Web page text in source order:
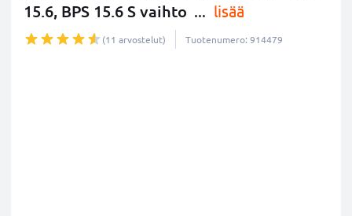
15.6, BPS 15.6 S vaihto ... lisää
(11 arvostelut) Tuotenumero: 914479